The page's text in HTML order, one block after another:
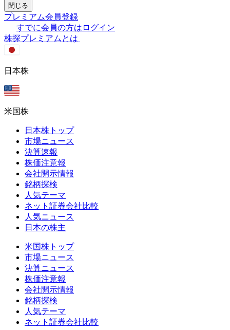
閉じる
プレミアム会員登録
すでに会員の方はログイン
株探プレミアムとは
日本株
米国株
日本株トップ
市場ニュース
決算速報
株価注意報
会社開示情報
銘柄探検
人気テーマ
ネット証券会社比較
人気ニュース
日本の株主
米国株トップ
市場ニュース
決算ニュース
株価注意報
会社開示情報
銘柄探検
人気テーマ
ネット証券会社比較